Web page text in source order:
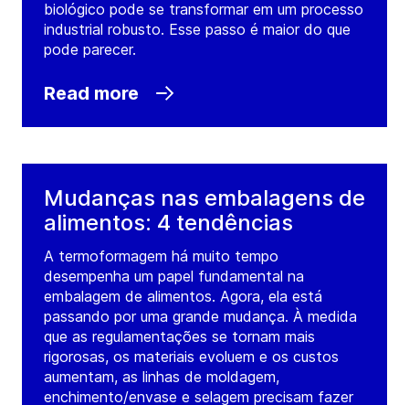
biológico pode se transformar em um processo
industrial robusto. Esse passo é maior do que
pode parecer.
Read more
Mudanças nas embalagens de
alimentos: 4 tendências
A termoformagem há muito tempo
desempenha um papel fundamental na
embalagem de alimentos. Agora, ela está
passando por uma grande mudança. À medida
que as regulamentações se tornam mais
rigorosas, os materiais evoluem e os custos
aumentam, as linhas de moldagem,
enchimento/envase e selagem precisam fazer